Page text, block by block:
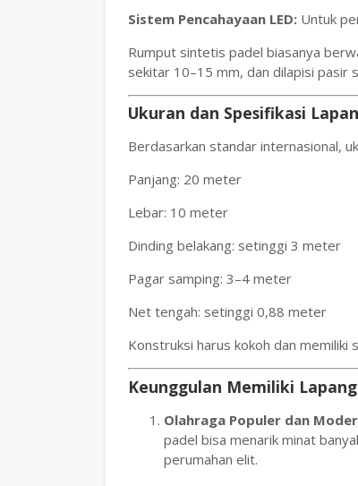
Sistem Pencahayaan LED: Untuk
Rumput sintetis padel biasanya
sekitar 10–15 mm, dan dilapisi pasir
Ukuran dan Spesifikasi
Berdasarkan standar internasional,
Panjang: 20 meter
Lebar: 10 meter
Dinding belakang: setinggi 3 meter
Pagar samping: 3–4 meter
Net tengah: setinggi 0,88 meter
Konstruksi harus kokoh dan
Keunggulan Memiliki
Olahraga Populer dan
padel bisa menarik minat
perumahan elit.